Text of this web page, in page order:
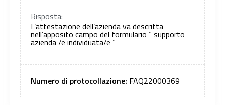
Risposta:
L’attestazione dell’azienda va descritta
nell’apposito campo del formulario “ supporto
azienda /e individuata/e “
Numero di protocollazione: FAQ22000369